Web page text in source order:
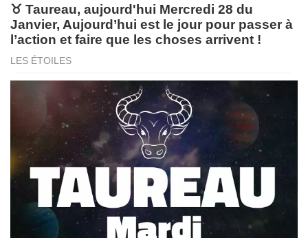
♉ Taureau, aujourd'hui Mercredi 28 du
Janvier, Aujourd’hui est le jour pour passer à
l’action et faire que les choses arrivent !
LES ÉTOILES